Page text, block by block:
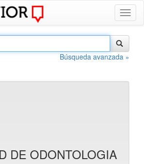
Búsqueda avanzada »
DE ODONTOLOGIA